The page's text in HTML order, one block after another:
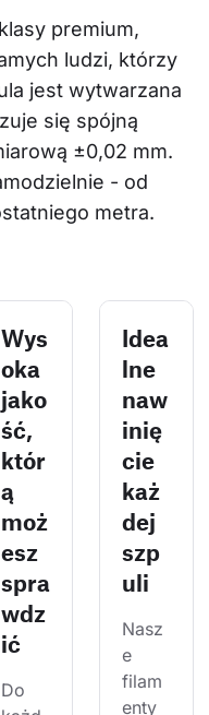
premium,
ludzi, którzy
jest wytwarzana
się spójną
±0,02 mm.
- od
metra.
Wys
oka
jako
ść,
któr
ą
moż
esz
spra
wdz
ić
Do
Idea
lne
naw
inię
cie
każ
dej
szp
uli
Nasz
e
filam
enty